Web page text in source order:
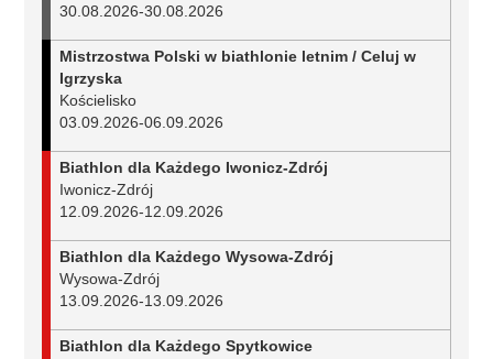
30.08.2026-30.08.2026
Mistrzostwa Polski w biathlonie letnim / Celuj w
Igrzyska
Kościelisko
03.09.2026-06.09.2026
Biathlon dla Każdego Iwonicz-Zdrój
Iwonicz-Zdrój
12.09.2026-12.09.2026
Biathlon dla Każdego Wysowa-Zdrój
Wysowa-Zdrój
13.09.2026-13.09.2026
Biathlon dla Każdego Spytkowice